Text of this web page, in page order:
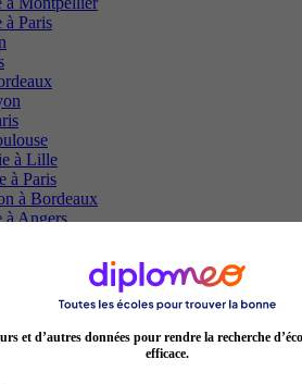
à Paris
à Lille
à Paris
à Bordeaux
à Angers
par alternance
et d’autres données pour rendre la recherche
efficace.